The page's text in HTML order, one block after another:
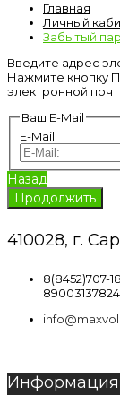
Главная
Личный
Забытый
Введите адрес
Нажмите кнопку
электронной
Ваш E-Mail
E-Mail:
Назад
410028, г.
8(8452)707-
89003137824
Информация